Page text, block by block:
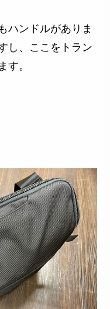
ハンドルがありま
し、ここをトラン
す。